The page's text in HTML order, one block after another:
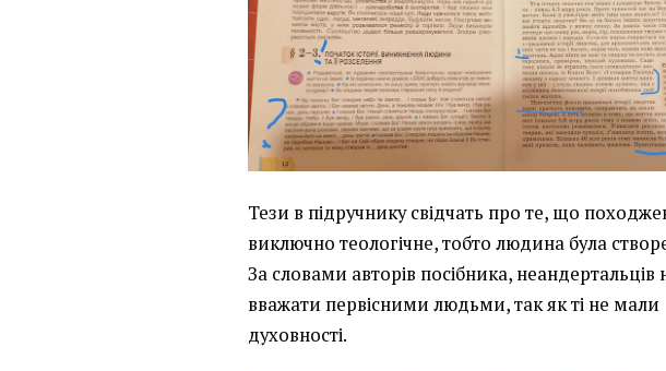
Тези в підручнику свідчать про те, що
виключно теологічне, тобто людина була
За словами авторів посібника,
вважати первісними людьми, так як ті не мали
духовності.